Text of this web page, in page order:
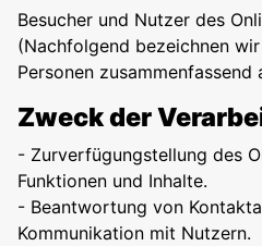
Besucher und Nutzer des
(Nachfolgend bezeichnen
Personen zusammenfassend
Zweck der
- Zurverfügungstellung des
Funktionen und Inhalte.
- Beantwortung von
Kommunikation mit Nutzern.